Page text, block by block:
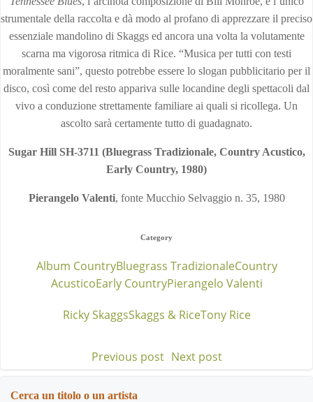
strumentale della raccolta e dà modo al profano di apprezzare il preciso
essenziale mandolino di Skaggs ed ancora una volta la volutamente
scarna ma vigorosa ritmica di Rice. “Musica per tutti con testi
moralmente sani”, questo potrebbe essere lo slogan pubblicitario per il
disco, così come del resto appariva sulle locandine degli spettacoli dal
vivo a conduzione strettamente familiare ai quali si ricollega. Un
ascolto sarà certamente tutto di guadagnato.
Sugar Hill SH-3711 (Bluegrass Tradizionale, Country Acustico,
Early Country, 1980)
Pierangelo Valenti, fonte Mucchio Selvaggio n. 35, 1980
Category
Album CountryBluegrass TradizionaleCountry
AcusticoEarly CountryPierangelo Valenti
Ricky SkaggsSkaggs & RiceTony Rice
Post
navigation
Previous post Post
Next post
Cerca un titolo o un artista